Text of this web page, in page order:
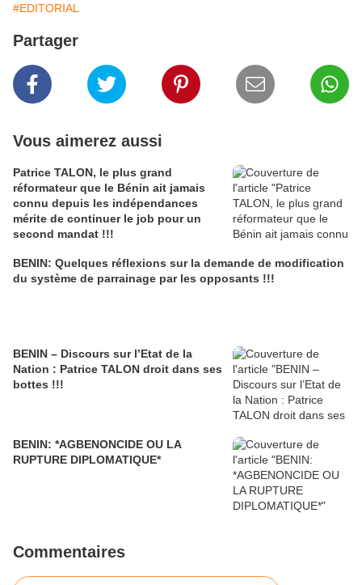
#EDITORIAL
Partager
Vous aimerez aussi
Patrice TALON, le plus grand
réformateur que le Bénin ait jamais
connu depuis les indépendances
mérite de continuer le job pour un
second mandat !!!
BENIN: Quelques réflexions sur la demande de modification
du système de parrainage par les opposants !!!
BENIN – Discours sur l’Etat de la
Nation : Patrice TALON droit dans ses
bottes !!!
BENIN: *AGBENONCIDE OU LA
RUPTURE DIPLOMATIQUE*
Commentaires